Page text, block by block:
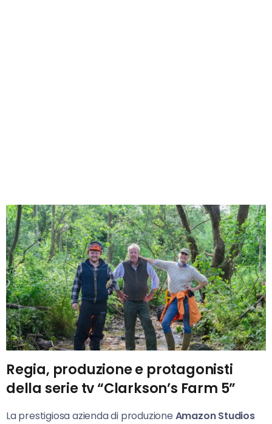
Regia, produzione e protagonisti
della serie tv “Clarkson’s Farm 5”
La prestigiosa azienda di produzione Amazon Studios